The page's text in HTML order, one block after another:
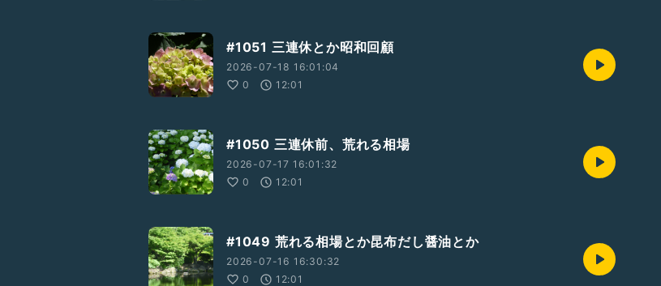
#1051 三連休とか昭和回顧
2026-07-18 16:01:04
0
12:01
#1050 三連休前、荒れる相場
2026-07-17 16:01:32
0
12:01
#1049 荒れる相場とか昆布だし醤油とか
2026-07-16 16:30:32
0
12:01